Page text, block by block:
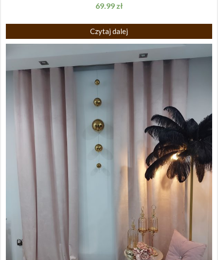
69.99 zł
Czytaj dalej